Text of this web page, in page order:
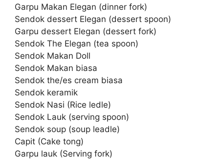
Garpu Makan Elegan (dinner fork)
Sendok dessert Elegan (dessert spoon)
Garpu dessert Elegan (dessert fork)
Sendok The Elegan (tea spoon)
Sendok Makan Doll
Sendok Makan biasa
Sendok the/es cream biasa
Sendok keramik
Sendok Nasi (Rice ledle)
Sendok Lauk (serving spoon)
Sendok soup (soup leadle)
Capit (Cake tong)
Garpu lauk (Serving fork)